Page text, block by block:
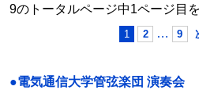
9のトータルページ中1ページ目
1 2 … 9
●電気通信大学管弦楽団 演奏会